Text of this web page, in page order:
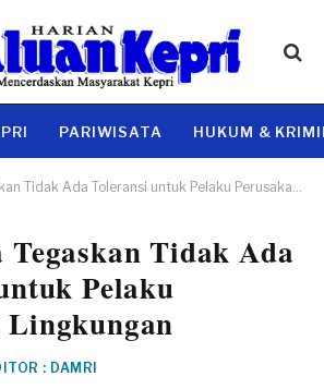
PARIWISATA HUKUM &
Ada Toleransi untuk Pelaku Perusakan Lingkungan
Tidak Ada
Pelaku
Lingkungan
: DAMRI